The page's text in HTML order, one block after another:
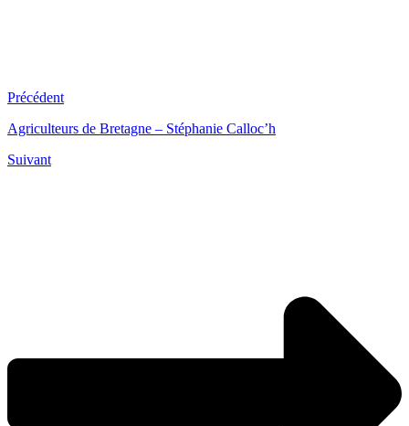
Précédent
Agriculteurs de Bretagne – Stéphanie Calloc’h
Suivant